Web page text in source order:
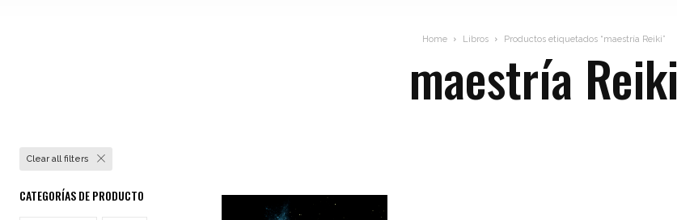
Home Libros Productos etiquetados “maestría Reiki”
maestría Reiki
Clear all filters
CATEGORÍAS DE PRODUCTO